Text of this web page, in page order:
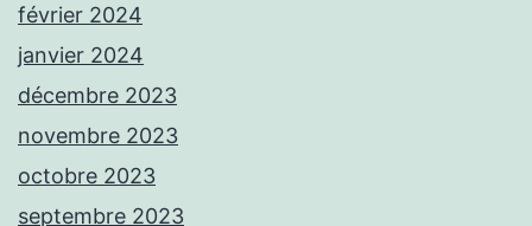
février 2024
janvier 2024
décembre 2023
novembre 2023
octobre 2023
septembre 2023